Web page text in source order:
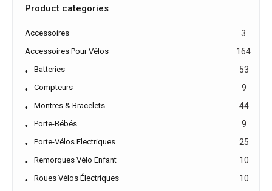
Product categories
Accessoires 3
Accessoires Pour Vélos 164
Batteries 53
Compteurs 9
Montres & Bracelets 44
Porte-Bébés 9
Porte-Vélos Electriques 25
Remorques Vélo Enfant 10
Roues Vélos Électriques 10